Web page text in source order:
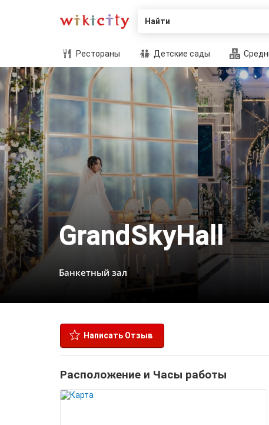
Найти
Рестораны Детские сады
GrandSkyHall
Банкетный зал
Написать Отзыв
Расположение и Часы работы